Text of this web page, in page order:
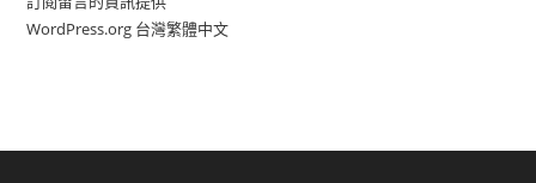
WordPress.org 台灣繁體中文